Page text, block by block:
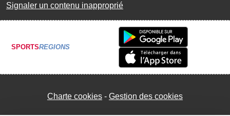
Signaler un contenu inapproprié
SPORTSREGIONS
Charte cookies Gestion des cookies